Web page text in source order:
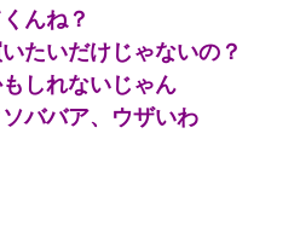
ームで盛り上がってさぁ寝よう！
…彼「ちょっと待ってて」→勢い
ない分を貸してほしい」私「貸す
んね？
たいだけじゃないの？
しれないじゃん
ババア、ウザいわ